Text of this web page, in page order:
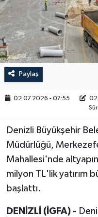
Paylaş
02.07.2026 - 07:55
Denizli Büyükşehir
Müdürlüğü,
Mahallesi'nde
milyon TL'lik yatırım
başlattı.
DENİZLİ (İGFA) -
RESMİ İLAN